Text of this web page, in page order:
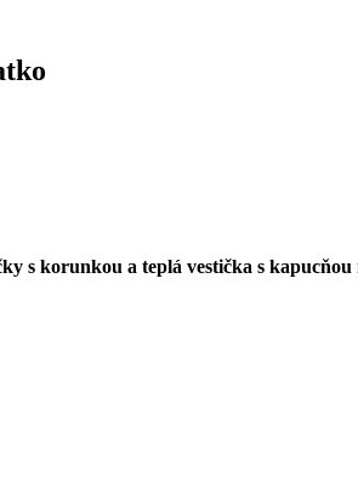
s korunkou a teplá vestička s